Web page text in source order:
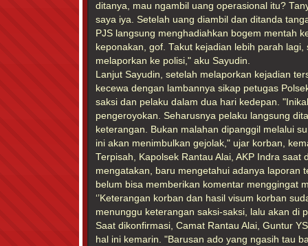
ditanya, mau ngambil uang operasional itu?
saya iya. Setelah uang diambil dan ditanda
PJS langsung menghadiahkan bogem mentah
keponakan, gof. Takut kejadian lebih parah
melaporkan ke polisi," aku Sayudin.
Lanjut Sayudin, setelah melaporkan kejadian
kecewa dengan lambannya sikap petugas
saksi dan pelaku dalam dua hari kedepan.
pengeroyokan. Seharusnya pelaku langsung
keterangan. Bukan malahan dipanggil melalui
ini akan menimbulkan gejolak," ujar korban,
Terpisah, Kapolsek Rantau Alai, AKP Indra saat
mengatakan, baru mengetahui adanya laporan
belum bisa memberikan komentar menggingat
‘’Keterangan korban dan hasil visum korban
menunggu keterangan saksi-saksi, lalu akan di
Saat dikonfirmasi, Camat Rantau Alai, Guntur
hal ini kemarin. "Barusan ado yang ngasih tau